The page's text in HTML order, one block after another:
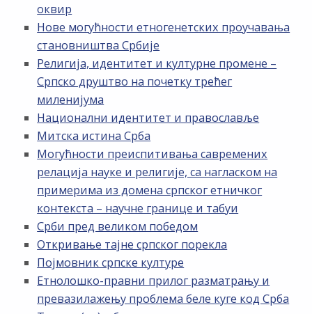
оквир
Нове могућности етногенетских проучавања
становништва Србије
Религија, идентитет и културне промене –
Српско друштво на почетку трећег
миленијума
Национални идентитет и православље
Митска истина Срба
Могућности преиспитивања савремених
релација науке и религије, са нагласком на
примерима из домена српског етничког
контекста – научне границе и табуи
Срби пред великом победом
Откривање тајне српског порекла
Појмовник српске културе
Етнолошко-правни прилог разматрању и
превазилажењу проблема беле куге код Срба